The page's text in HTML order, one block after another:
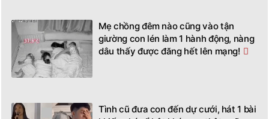
Mẹ chồng đêm nào cũng vào tận
giường con lén làm 1 hành động, nàng
dâu thấy được đăng hết lên mạng!
Tình cũ đưa con đến dự cưới, hát 1 bài